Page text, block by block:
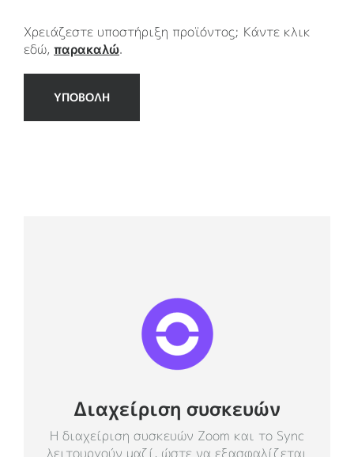
Χρειάζεστε υποστήριξη προϊόντος; Κάντε κλικ
εδώ, παρακαλώ.
ΥΠΟΒΟΛΗ
Διαχείριση συσκευών
Η διαχείριση συσκευών Zoom και το Sync
λειτουργούν μαζί, ώστε να εξασφαλίζεται